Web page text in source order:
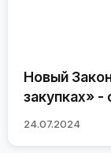
Новый
закупках» -
24.07.2024